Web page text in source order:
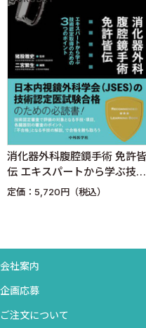
消化器外科腹腔鏡手術 免許皆
伝 エキスパートから学ぶ技術
認定取得のための3つのポイン
定価：5,720円（税込）
会社案内
企画応募
ご注文について